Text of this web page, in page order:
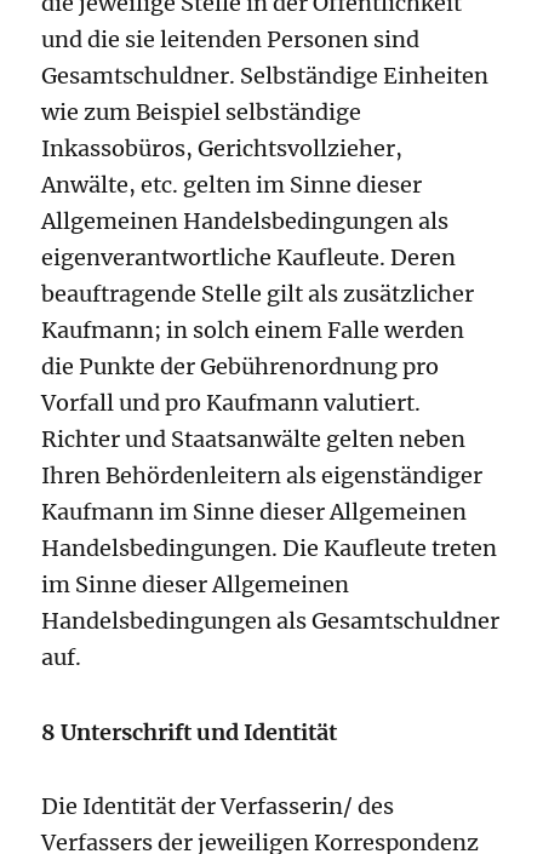
und die sie leitenden Personen sind
Gesamtschuldner. Selbständige Einheiten
wie zum Beispiel selbständige
Inkassobüros, Gerichtsvollzieher,
Anwälte, etc. gelten im Sinne dieser
Allgemeinen Handelsbedingungen als
eigenverantwortliche Kaufleute. Deren
beauftragende Stelle gilt als zusätzlicher
Kaufmann; in solch einem Falle werden
die Punkte der Gebührenordnung pro
Vorfall und pro Kaufmann valutiert.
Richter und Staatsanwälte gelten neben
Ihren Behördenleitern als eigenständiger
Kaufmann im Sinne dieser Allgemeinen
Handelsbedingungen. Die Kaufleute treten
im Sinne dieser Allgemeinen
Handelsbedingungen als Gesamtschuldner
auf.
8 Unterschrift und Identität
Die Identität der Verfasserin/ des
Verfassers der jeweiligen Korrespondenz